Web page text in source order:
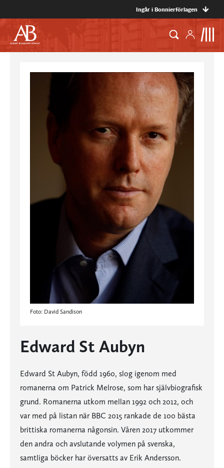
Ingår i Bonnierförlagen
Foto: David Sandison
Edward St Aubyn
Edward St Aubyn, född 1960, slog igenom med
romanerna om Patrick Melrose, som har självbiografisk
grund. Romanerna utkom mellan 1992 och 2012, och
var med på listan när BBC 2015 rankade de 100 bästa
brittiska romanerna någonsin. Våren 2017 utkommer
den andra och avslutande volymen på svenska,
samtliga böcker har översatts av Erik Andersson.